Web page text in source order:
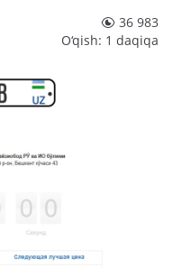
36 983
O‘qish: 1 daqiqa